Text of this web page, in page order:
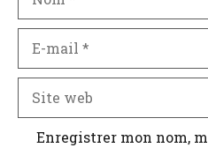
mail
web
Enregistrer mon nom,